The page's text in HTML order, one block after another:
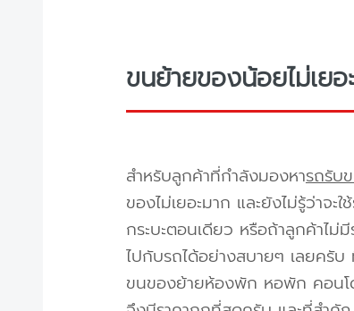
ขนย้ายของน้อยไม่เยอ
สำหรับลูกค้าที่กำลังมองหารถรับ
ของไม่เยอะมาก และยังไม่รู้ว่าจะ
กระบะตอนเดียว หรือถ้าลูกค้าไม่
ไปกับรถได้อย่างสบายๆ เลยครับ
ขนของย้ายห้องพัก หอพัก คอนโ